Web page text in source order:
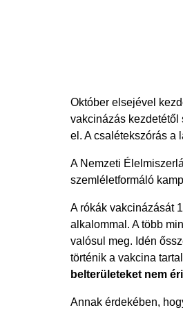
Október elsejével
vakcinázás kezdetétől
el. A csalétekszórás a
A Nemzeti
szemléletformáló
A rókák vakcinázását
alkalommal. A több
valósul meg. Idén
történik a vakcina
belterületeket nem
Annak érdekében,